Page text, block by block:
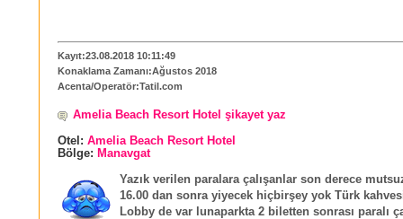
Kayıt:23.08.2018 10:11:49
Konaklama Zamanı:Ağustos 2018
Acenta/Operatör:Tatil.com
Amelia Beach Resort Hotel şikayet yaz
Otel: Amelia Beach Resort Hotel
Bölge: Manavgat
Yazık verilen paralara çalışanlar son derece
16.00 dan sonra yiyecek hiçbirşey yok Türk
Lobby de var lunaparkta 2 biletten sonrası paralı